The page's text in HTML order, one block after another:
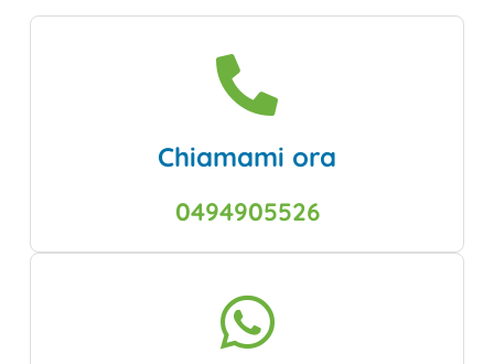
Chiamami ora
0494905526